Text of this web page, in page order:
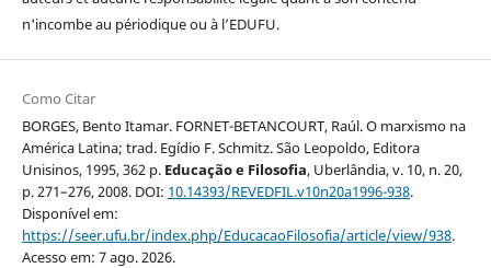
n'incombe au périodique ou à l’EDUFU.
Como Citar
BORGES, Bento Itamar. FORNET-BETANCOURT, Raúl. O marxismo na
América Latina; trad. Egídio F. Schmitz. São Leopoldo, Editora
Unisinos, 1995, 362 p. Educação e Filosofia, Uberlândia, v. 10, n. 20,
p. 271–276, 2008. DOI: 10.14393/REVEDFIL.v10n20a1996-938.
Disponível em:
https://seer.ufu.br/index.php/EducacaoFilosofia/article/view/938.
Acesso em: 7 ago. 2026.